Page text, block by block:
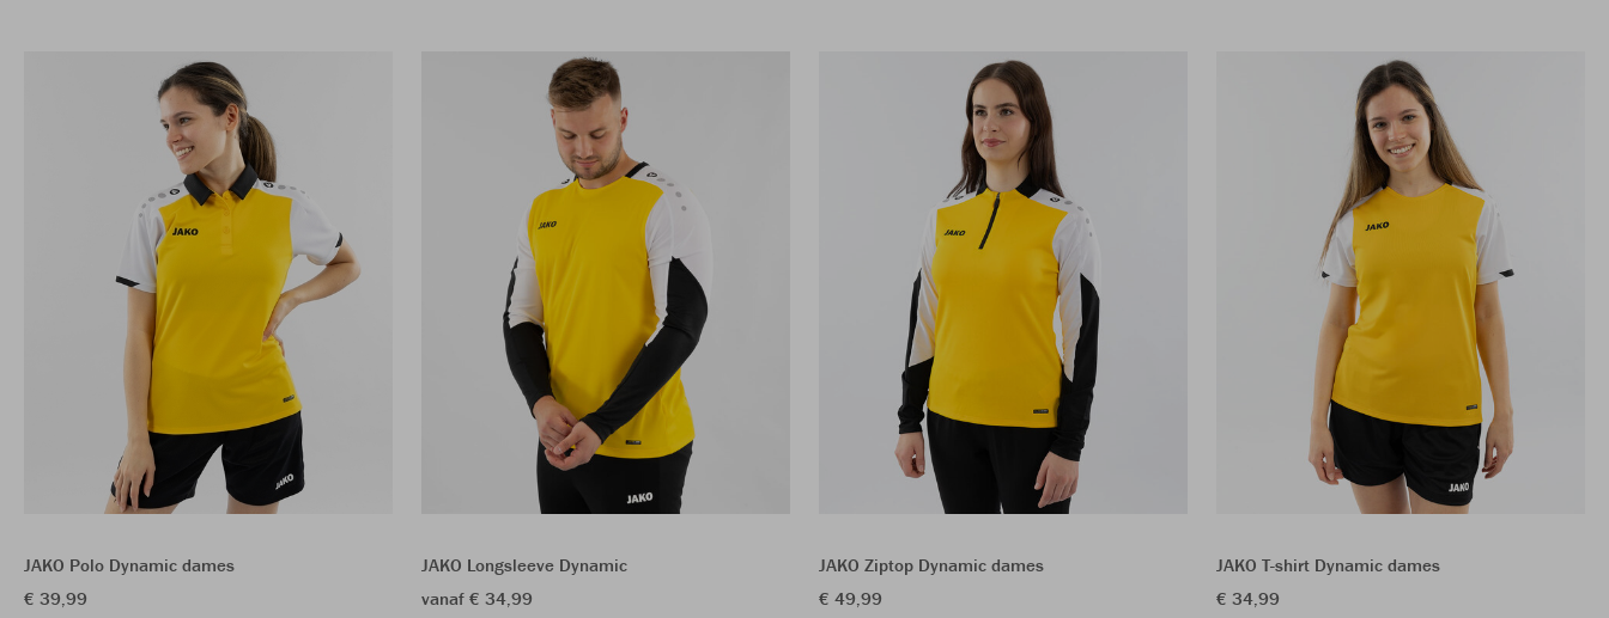
JAKO Polo Dynamic dames
€ 39,99
JAKO Longsleeve Dynamic
vanaf € 34,99
JAKO Ziptop Dynamic dames
€ 49,99
JAKO T-shirt Dynamic dames
€ 34,99